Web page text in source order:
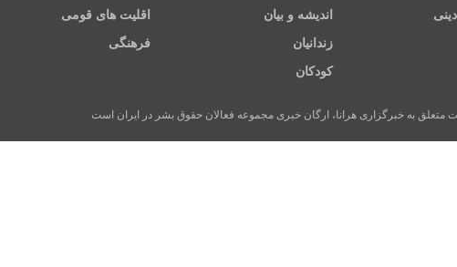
اندیشه و بیان اقلیت های قومی
زندانیان فرهنگی
کودکان